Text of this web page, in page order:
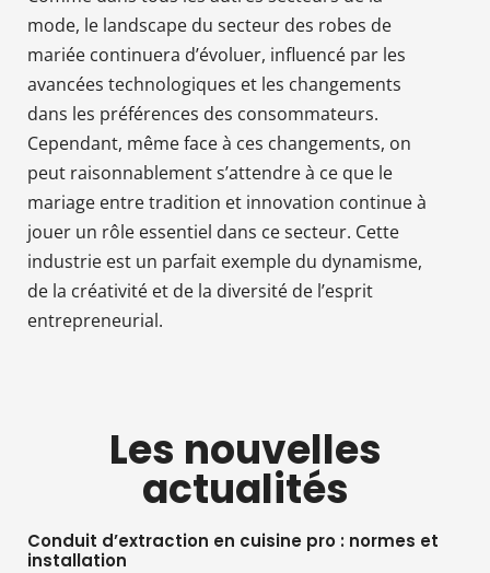
mode, le landscape du secteur des robes de
mariée continuera d’évoluer, influencé par les
avancées technologiques et les changements
dans les préférences des consommateurs.
Cependant, même face à ces changements, on
peut raisonnablement s’attendre à ce que le
mariage entre tradition et innovation continue à
jouer un rôle essentiel dans ce secteur. Cette
industrie est un parfait exemple du dynamisme,
de la créativité et de la diversité de l’esprit
entrepreneurial.
Les nouvelles
actualités
Conduit d’extraction en cuisine pro : normes et
installation